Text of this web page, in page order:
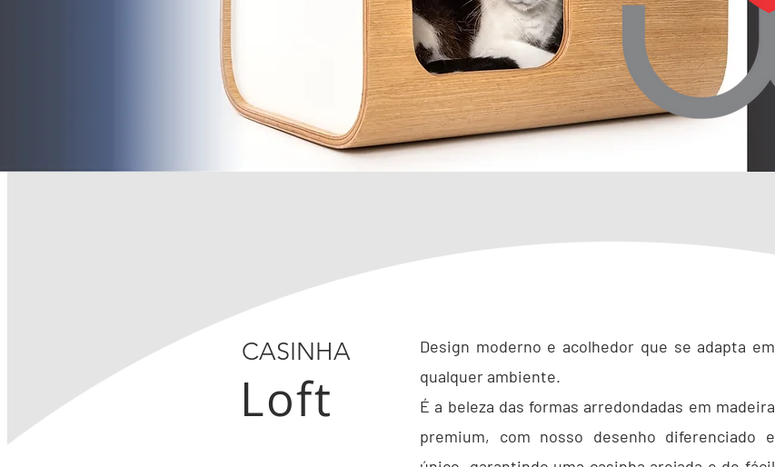
CASINHA
Loft
Design moderno e acolhedor que se adapta em
qualquer ambiente.
É a beleza das formas arredondadas em madeira
premium, com nosso desenho diferenciado e